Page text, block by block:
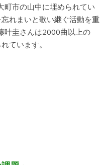
町市の山中に埋められてい
れまいと歌い継ぐ活動を重
叶圭さんは2000曲以上の
ています。